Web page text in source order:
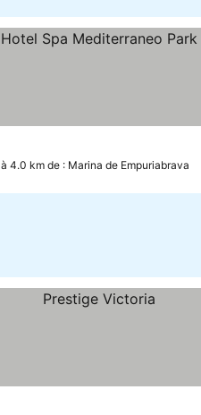
à 4.0 km de : Marina de Empuriabrava